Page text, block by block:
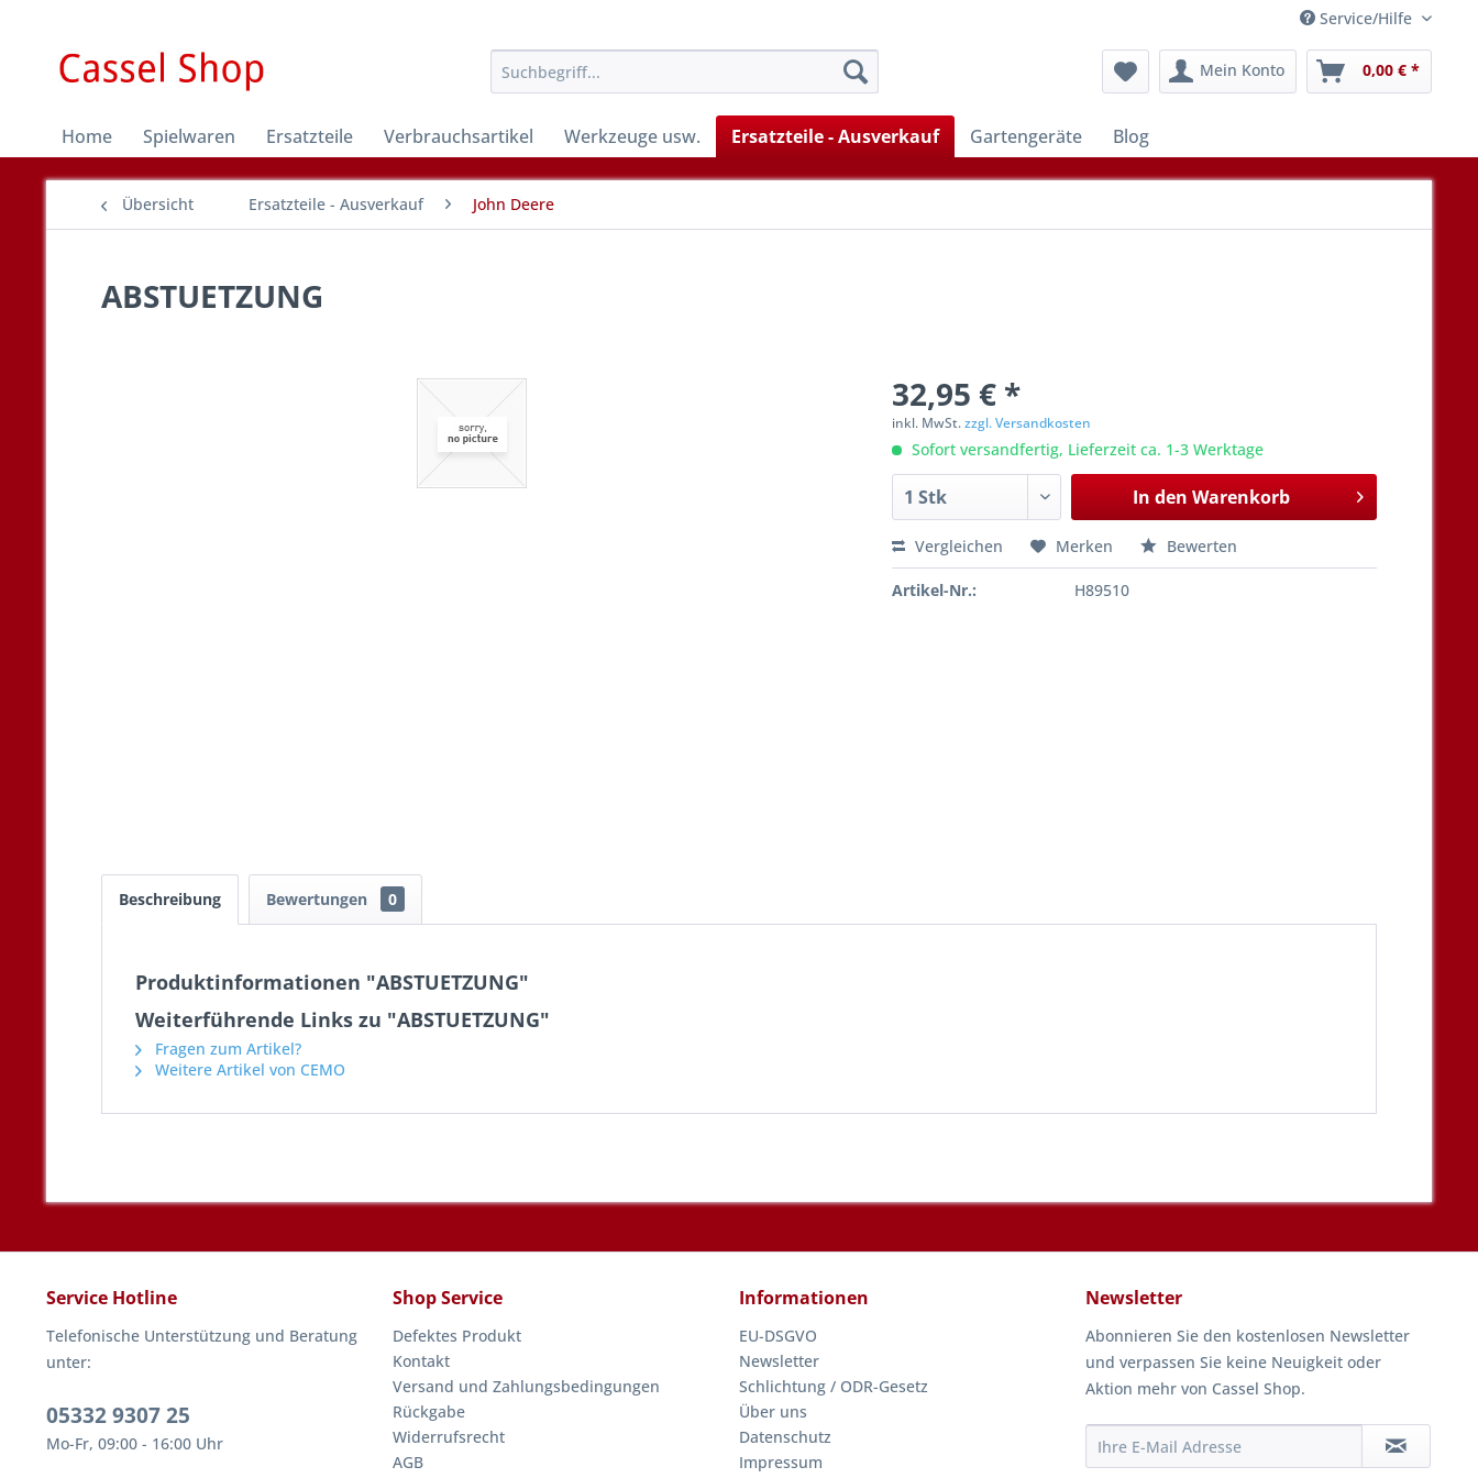
Service/Hilfe
Mein Konto 0,00 € *
Home Spielwaren Ersatzteile Verbrauchsartikel Werkzeuge usw. Ersatzteile - Ausverkauf Gartengeräte Blog
Übersicht Ersatzteile - Ausverkauf John Deere
ABSTUETZUNG
32,95 € *
inkl. MwSt.zzgl. Versandkosten
Sofort versandfertig, Lieferzeit ca. 1-3 Werktage
In den Warenkorb
Vergleichen Merken Bewerten
Artikel-Nr.: H89510
Beschreibung Bewertungen 0
Produktinformationen "ABSTUETZUNG"
Weiterführende Links zu "ABSTUETZUNG"
Fragen zum Artikel?
Weitere Artikel von CEMO
Service Hotline
Telefonische Unterstützung und Beratung
unter:
05332 9307 25
Mo-Fr, 09:00 - 16:00 Uhr
Shop Service
Defektes Produkt
Kontakt
Versand und Zahlungsbedingungen
Rückgabe
Widerrufsrecht
AGB
Informationen
EU-DSGVO
Newsletter
Schlichtung / ODR-Gesetz
Über uns
Datenschutz
Impressum
Newsletter
Abonnieren Sie den kostenlosen Newsletter
und verpassen Sie keine Neuigkeit oder
Aktion mehr von Cassel Shop.